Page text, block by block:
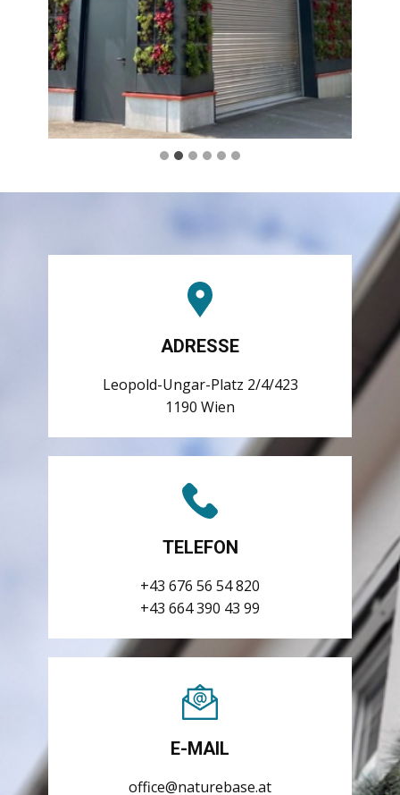
ADRESSE
Leopold-Ungar-Platz 2/4/423
1190 Wien
TELEFON
+43 676 56 54 820
+43 664 390 43 99
E-MAIL
office@naturebase.at